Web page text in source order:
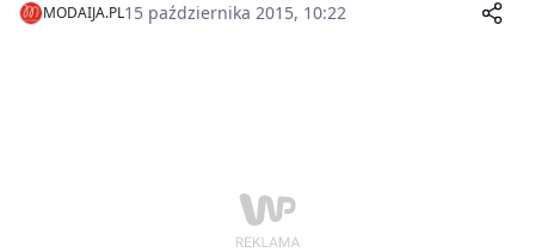
MODAIJA.PL15 października 2015, 10:22